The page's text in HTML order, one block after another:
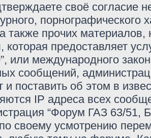
своё согласие
порнографического
также прочих
которая предоставляет
или международного
сообщений,
и поставить об этом в
IP адреса всех
“Форум ГАЗ 63/51,
своему усмотрению